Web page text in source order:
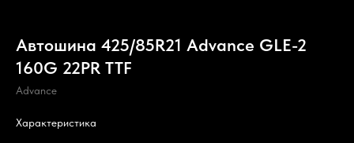
Автошина 425/85R21 Advance GLE-2
160G 22PR TTF
Advance
Характеристика